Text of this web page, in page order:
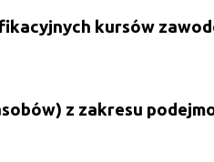
kursów
z zakresu